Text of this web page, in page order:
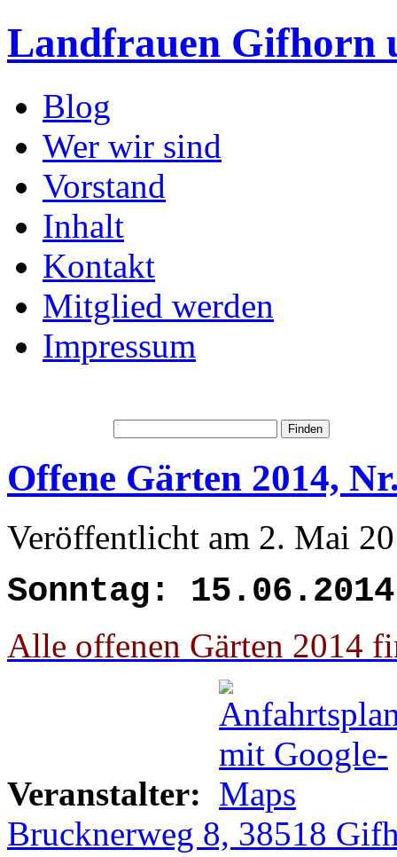
Landfrauen Gifhorn
Blog
Wer wir sind
Vorstand
Inhalt
Kontakt
Mitglied werden
Impressum
Offene Gärten 2014,
Veröffentlicht am 2. Mai
Sonntag:
Alle offenen Gärten 2014
Veranstalter:
Brucknerweg 8, 38518